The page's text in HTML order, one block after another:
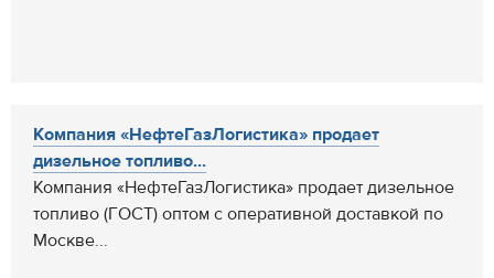
Компания «НефтеГазЛогистика» продает
дизельное топливо...
Компания «НефтеГазЛогистика» продает дизельное
топливо (ГОСТ) оптом с оперативной доставкой по
Москве...